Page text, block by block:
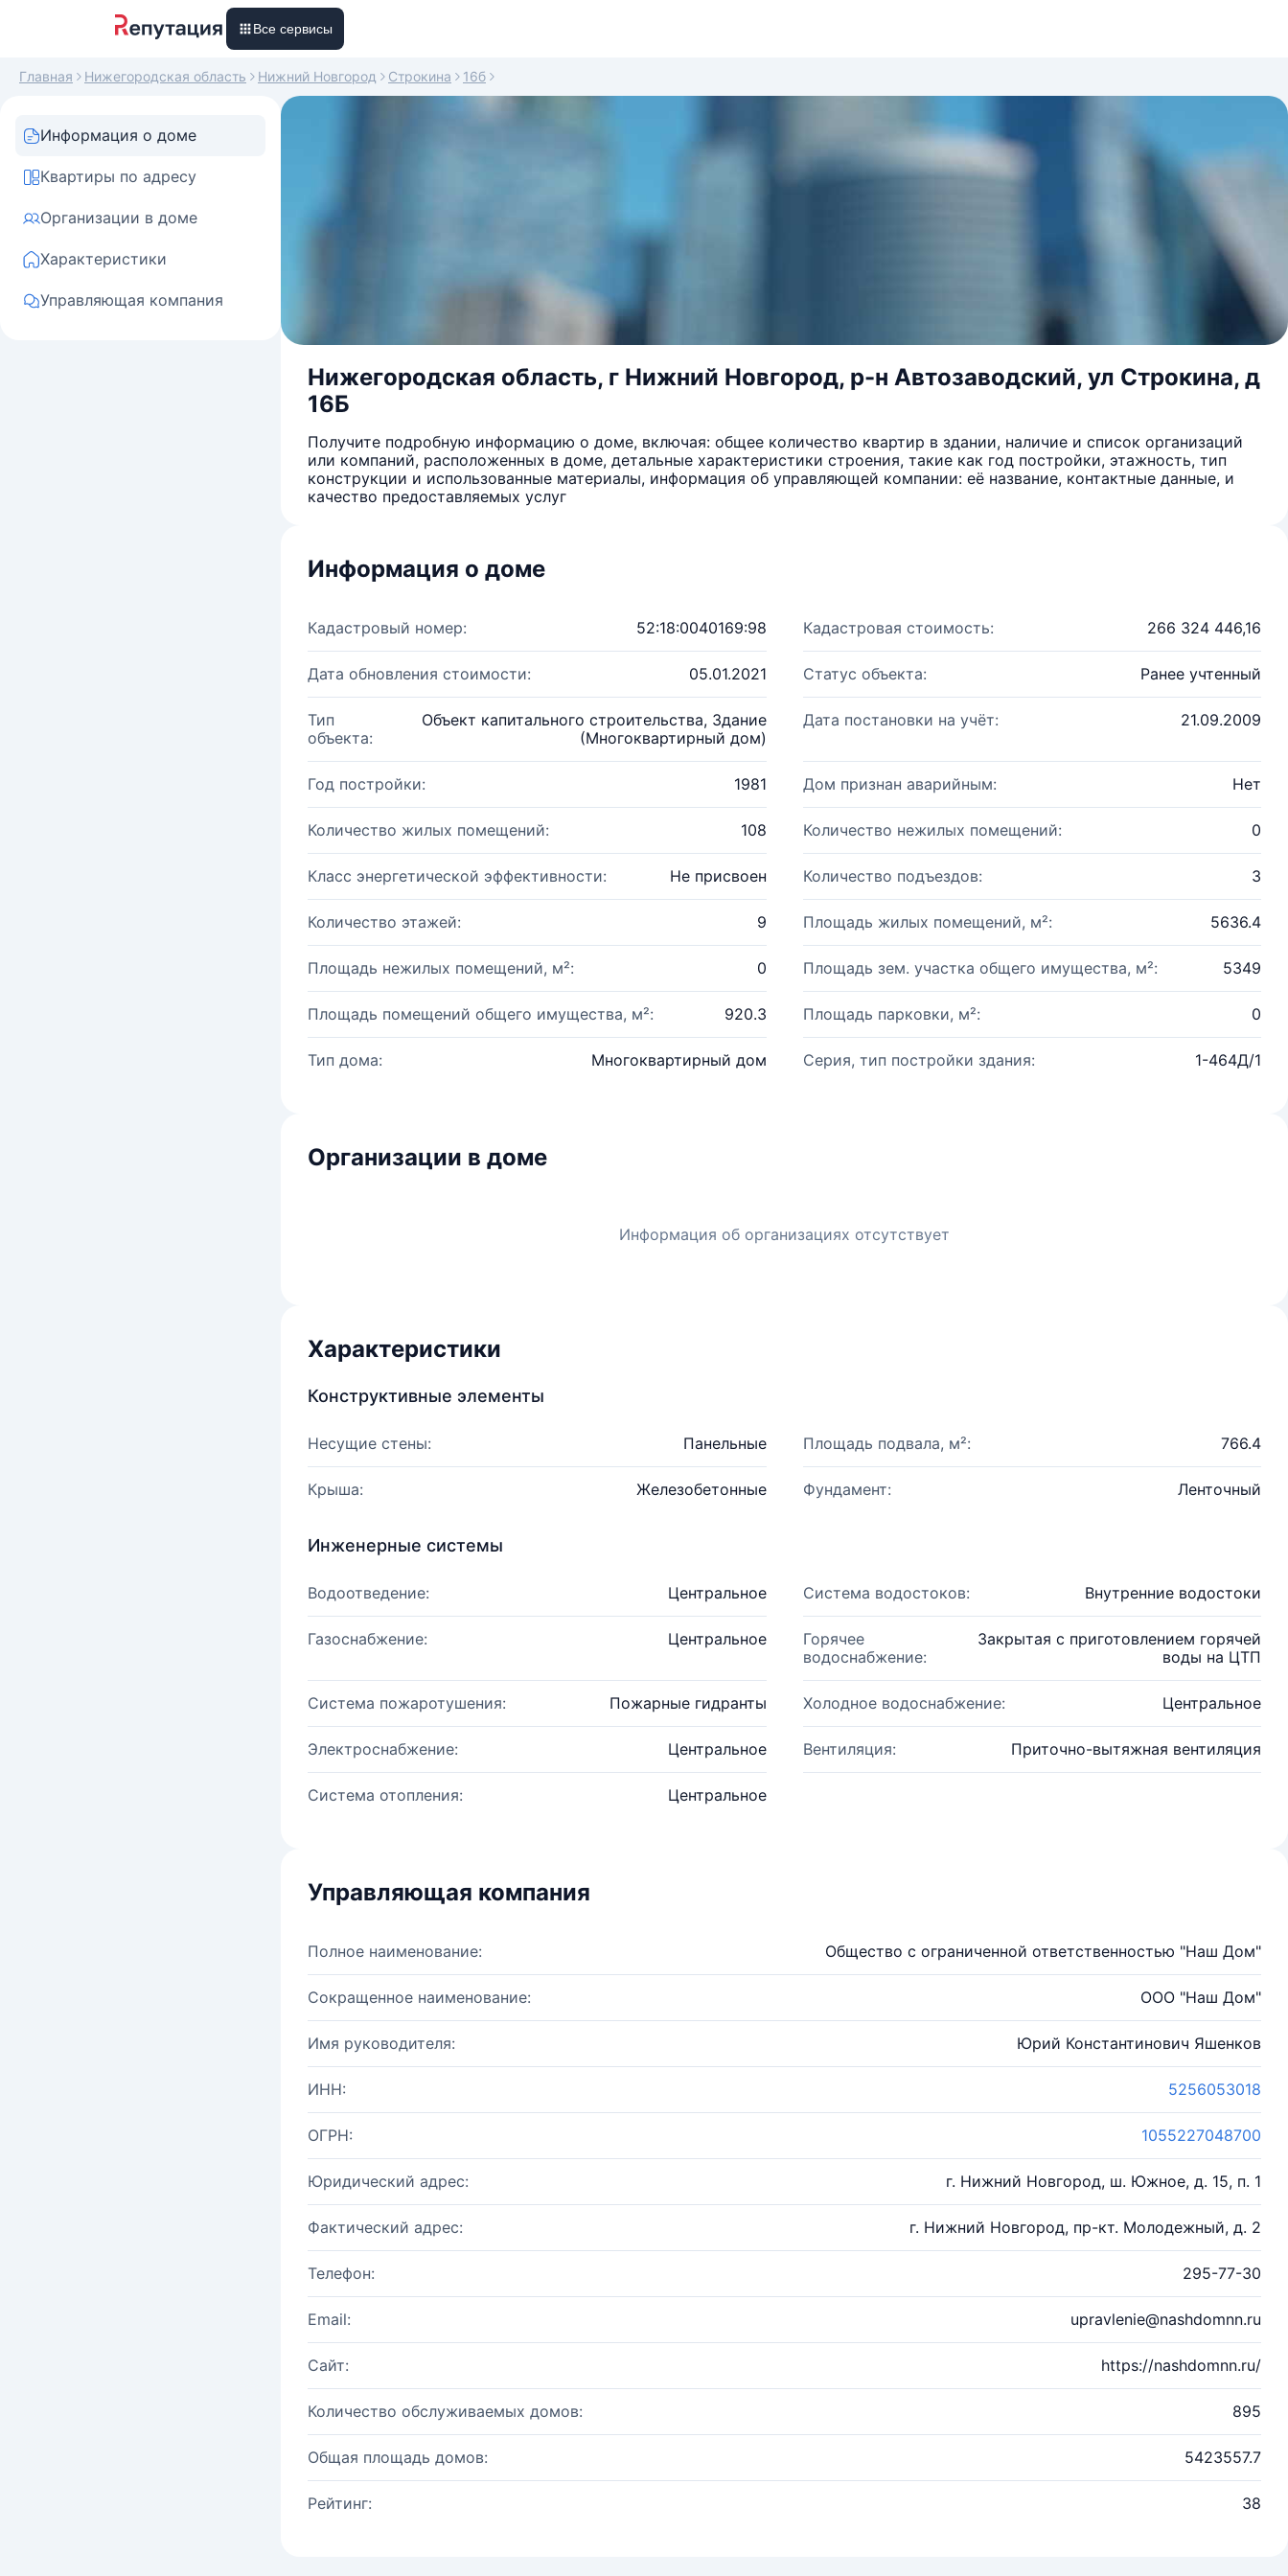
Все сервисы
Главная Нижегородская область Нижний Новгород Строкина 16б
Информация о доме
Квартиры по адресу
Организации в доме
Характеристики
Управляющая компания
Нижегородская область, г Нижний Новгород, р-н Автозаводский, ул Строкина, д
16Б
Получите подробную информацию о доме, включая: общее количество квартир в здании, наличие и список организаций
или компаний, расположенных в доме, детальные характеристики строения, такие как год постройки, этажность, тип
конструкции и использованные материалы, информация об управляющей компании: её название, контактные данные, и
качество предоставляемых услуг
Информация о доме
Кадастровый номер: 52:18:0040169:98 Кадастровая стоимость: 266 324 446,16
Дата обновления стоимости: 05.01.2021 Статус объекта: Ранее учтенный
Тип
объекта:
Объект капитального строительства, Здание
(Многоквартирный дом)
Дата постановки на учёт: 21.09.2009
Год постройки: 1981 Дом признан аварийным: Нет
Количество жилых помещений: 108 Количество нежилых помещений: 0
Класс энергетической эффективности: Не присвоен Количество подъездов: 3
Количество этажей: 9 Площадь жилых помещений, м²: 5636.4
Площадь нежилых помещений, м²: 0 Площадь зем. участка общего имущества, м²: 5349
Площадь помещений общего имущества, м²: 920.3 Площадь парковки, м²: 0
Тип дома: Многоквартирный дом Серия, тип постройки здания: 1-464Д/1
Организации в доме
Информация об организациях отсутствует
Характеристики
Конструктивные элементы
Несущие стены: Панельные Площадь подвала, м²: 766.4
Крыша: Железобетонные Фундамент: Ленточный
Инженерные системы
Водоотведение: Центральное Система водостоков: Внутренние водостоки
Газоснабжение: Центральное
Горячее
водоснабжение:
Закрытая с приготовлением горячей
воды на ЦТП
Система пожаротушения: Пожарные гидранты Холодное водоснабжение: Центральное
Электроснабжение: Центральное Вентиляция: Приточно-вытяжная вентиляция
Система отопления: Центральное
Управляющая компания
Полное наименование: Общество с ограниченной ответственностью "Наш Дом"
Сокращенное наименование: ООО "Наш Дом"
Имя руководителя: Юрий Константинович Яшенков
ИНН: 5256053018
ОГРН: 1055227048700
Юридический адрес: г. Нижний Новгород, ш. Южное, д. 15, п. 1
Фактический адрес: г. Нижний Новгород, пр-кт. Молодежный, д. 2
Телефон: 295-77-30
Email: upravlenie@nashdomnn.ru
Сайт: https://nashdomnn.ru/
Количество обслуживаемых домов: 895
Общая площадь домов: 5423557.7
Рейтинг: 38